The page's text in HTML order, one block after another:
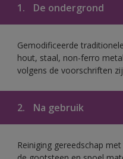
1. De ondergrond
Gemodificeerde
hout, staal, non-ferro
volgens de voorschriften
2. Na gebruik
Reiniging gereedschap